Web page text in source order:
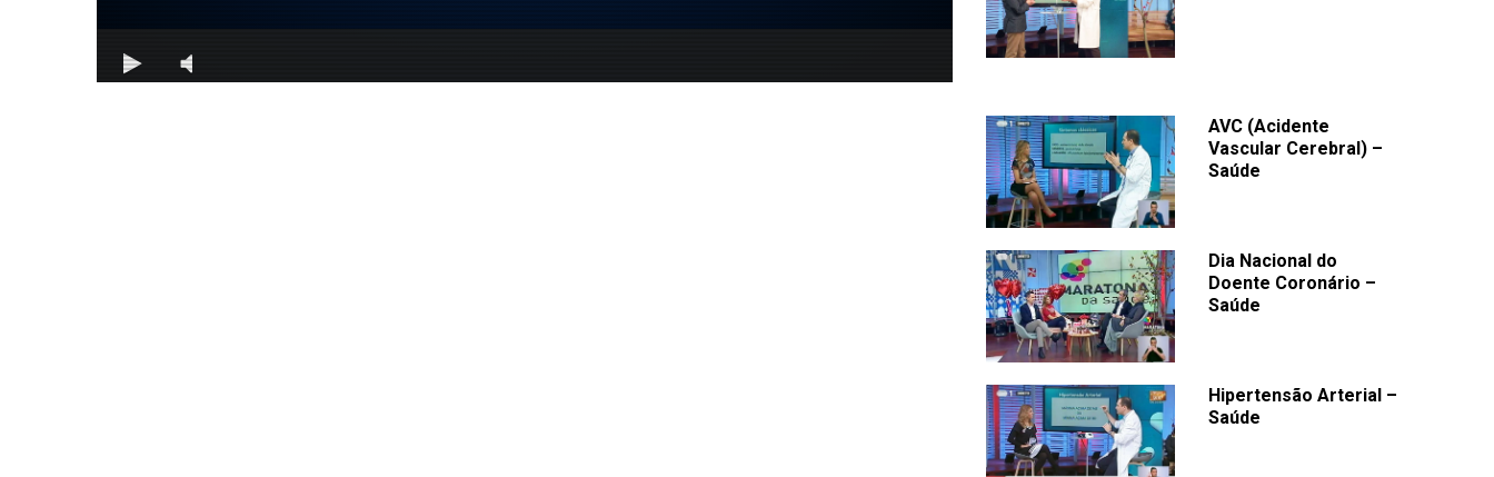
AVC (Acidente
Vascular Cerebral) –
Saúde
Dia Nacional do
Doente Coronário –
Saúde
Hipertensão Arterial –
Saúde